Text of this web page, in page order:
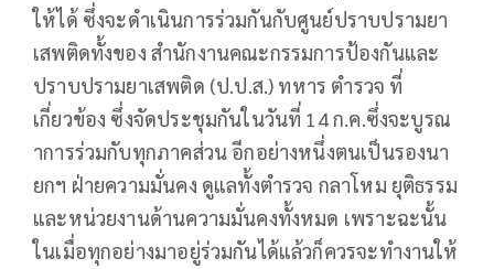
ให้ได้ ซึ่งจะดำเนินการร่วมกันกับศูนย์ปราบปรามยา
เสพติดทั้งของ สำนักงานคณะกรรมการป้องกันและ
ปราบปรามยาเสพติด (ป.ป.ส.) ทหาร​ ตำรวจ​ ที่
เกี่ยวข้อง ซึ่งจัดประชุมกันในวันที่ 14 ก.ค.ซึ่งจะบูรณ
าการร่วมกับทุกภาคส่วน อีกอย่างหนึ่งตนเป็นรองนา
ยกฯ ฝ่ายความมั่นคง ดูแลทั้งตำรวจ​ กลาโหม​ ยุติธรรม​
และหน่วยงานด้านความมั่นคงทั้งหมด เพราะฉะนั้น
ในเมื่อทุกอย่างมาอยู่ร่วมกันได้แล้วก็ควรจะทำงานให้